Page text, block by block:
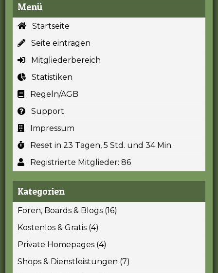
Menü
Startseite
Seite eintragen
Mitgliederbereich
Statistiken
Regeln/AGB
Support
Impressum
Reset in 23 Tagen, 5 Std. und 34 Min.
Registrierte Mitglieder: 86
Kategorien
Foren, Boards & Blogs (16)
Kostenlos & Gratis (4)
Private Homepages (4)
Shops & Dienstleistungen (7)